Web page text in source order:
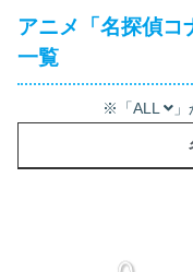
アニメ「名探偵コ
一覧
※「ALL